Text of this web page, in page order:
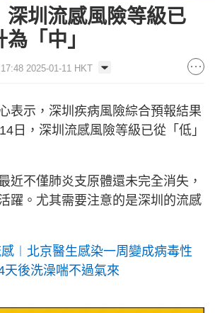
深圳流感風險等級已
「中」
2025-01-11 HKT
表示，深圳疾病風險綜合預報結果
日，深圳流感風險等級已從「低」
近不僅肺炎支原體還未完全消失，
躍。尤其需要注意的是深圳的流感
︱北京醫生感染一周變成病毒性
後洗澡喘不過氣來